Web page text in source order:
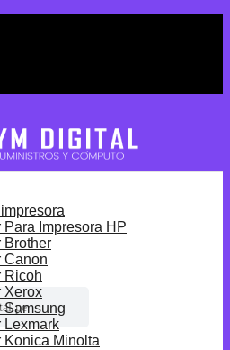
Para Impresora HP
Brother
Canon
Ricoh
Xerox
Samsung
Lexmark
Konica Minolta